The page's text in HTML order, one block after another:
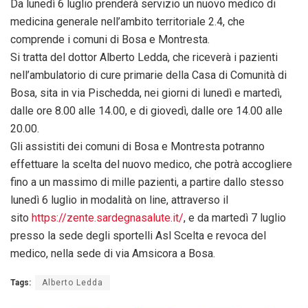
Da lunedì 6 luglio prenderà servizio un nuovo medico di
medicina generale nell’ambito territoriale 2.4, che
comprende i comuni di Bosa e Montresta.
Si tratta del dottor Alberto Ledda, che riceverà i pazienti
nell’ambulatorio di cure primarie della Casa di Comunità di
Bosa, sita in via Pischedda, nei giorni di lunedì e martedì,
dalle ore 8.00 alle 14.00, e di giovedì, dalle ore 14.00 alle
20.00.
Gli assistiti dei comuni di Bosa e Montresta potranno
effettuare la scelta del nuovo medico, che potrà accogliere
fino a un massimo di mille pazienti, a partire dallo stesso
lunedì 6 luglio in modalità on line, attraverso il
sito https://zente.sardegnasalute.it/, e da martedì 7 luglio
presso la sede degli sportelli Asl Scelta e revoca del
medico, nella sede di via Amsicora a Bosa.
Tags: Alberto Ledda